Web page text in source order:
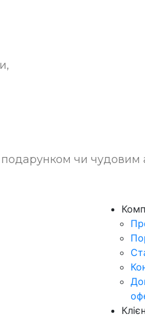
чи чудовим